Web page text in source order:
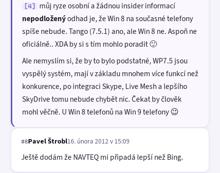
[4]
můj ryze osobní a žádnou insider informací
nepodloženýodhad je, že Win 8 na současné telefony
spíše nebude. Tango (7.5.1) ano, ale Win 8 ne. Aspoň ne
oficiálně.. XDA by si s tím mohlo poradit 🙂
Ale nemyslím si, že by to bylo podstatné, WP7.5 jsou
vyspělý systém, mají v základu mnohem více funkcí než
konkurence, po integraci Skype, Live Mesh a lepšího
SkyDrive tomu nebude chybět nic. Čekat by člověk
mohl věčně. U Win 8 telefonů na Win 9 telefony 😉
#8Pavel Štrobl16. února 2012 v 15:09
Ještě dodám že NAVTEQ mi připadá lepší než Bing.